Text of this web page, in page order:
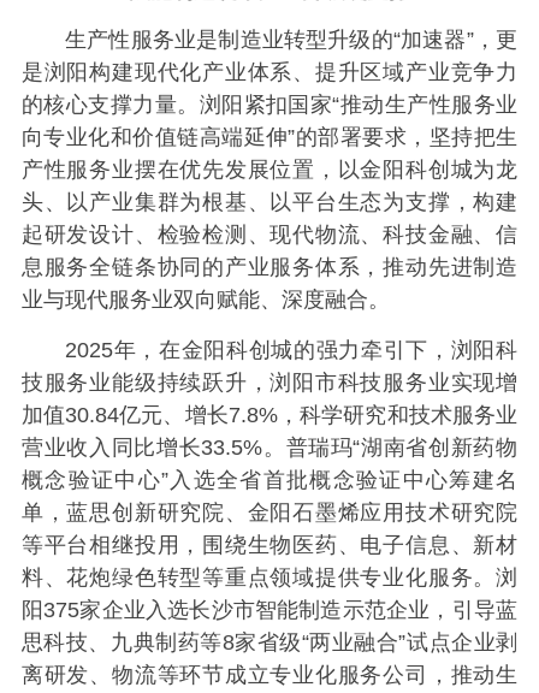
生产性服务业是制造业转型升级的“加速器”，更
是浏阳构建现代化产业体系、提升区域产业竞争力
的核心支撑力量。浏阳紧扣国家“推动生产性服务业
向专业化和价值链高端延伸”的部署要求，坚持把生
产性服务业摆在优先发展位置，以金阳科创城为龙
头、以产业集群为根基、以平台生态为支撑，构建
起研发设计、检验检测、现代物流、科技金融、信
息服务全链条协同的产业服务体系，推动先进制造
业与现代服务业双向赋能、深度融合。
2025年，在金阳科创城的强力牵引下，浏阳科
技服务业能级持续跃升，浏阳市科技服务业实现增
加值30.84亿元、增长7.8%，科学研究和技术服务业
营业收入同比增长33.5%。普瑞玛“湖南省创新药物
概念验证中心”入选全省首批概念验证中心筹建名
单，蓝思创新研究院、金阳石墨烯应用技术研究院
等平台相继投用，围绕生物医药、电子信息、新材
料、花炮绿色转型等重点领域提供专业化服务。浏
阳375家企业入选长沙市智能制造示范企业，引导蓝
思科技、九典制药等8家省级“两业融合”试点企业剥
离研发、物流等环节成立专业化服务公司，推动生